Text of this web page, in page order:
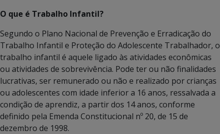
O que é Trabalho Infantil?
Segundo o Plano Nacional de Prevenção e Erradicação do
Trabalho Infantil e Proteção do Adolescente Trabalhador, o
trabalho infantil é aquele ligado às atividades econômicas
ou atividades de sobrevivência. Pode ter ou não finalidades
lucrativas, ser remunerado ou não e realizado por crianças
ou adolescentes com idade inferior a 16 anos, ressalvada a
condição de aprendiz, a partir dos 14 anos, conforme
definido pela Emenda Constitucional nº 20, de 15 de
dezembro de 1998.